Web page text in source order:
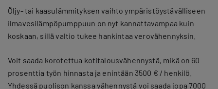
Öljy- tai kaasulämmityksen vaihto ympäristöystävälliseen
ilmavesilämpöpumppuun on nyt kannattavampaa kuin
koskaan, sillä valtio tukee hankintaa verovähennyksin.
Voit saada korotettua kotitalousvähennystä, mikä on 60
prosenttia työn hinnasta ja enintään 3500 € / henkilö.
Yhdessä puolison kanssa vähennystä voi saada jopa 7000